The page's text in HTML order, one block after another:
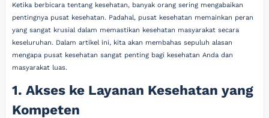
Ketika berbicara tentang kesehatan, banyak orang sering mengabaikan
pentingnya pusat kesehatan. Padahal, pusat kesehatan memainkan peran
yang sangat krusial dalam memastikan kesehatan masyarakat secara
keseluruhan. Dalam artikel ini, kita akan membahas sepuluh alasan
mengapa pusat kesehatan sangat penting bagi kesehatan Anda dan
masyarakat luas.
1. Akses ke Layanan Kesehatan yang
Kompeten